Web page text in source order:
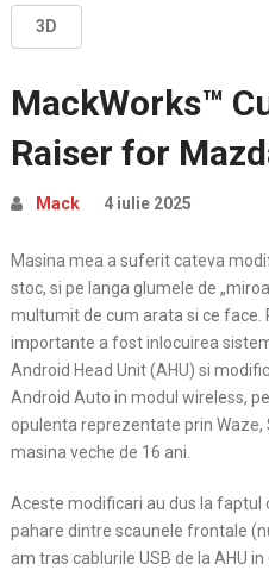
3D
MackWorks™
Raiser for
Mack 4 iulie 2025
Masina mea a suferit cateva
stoc, si pe langa glumele de
multumit de cum arata si ce face.
importante a fost inlocuirea
Android Head Unit (AHU) si
Android Auto in modul wireless,
opulenta reprezentate prin
masina veche de 16 ani.
Aceste modificari au dus la faptul
pahare dintre scaunele frontale
am tras cablurile USB de la AHU